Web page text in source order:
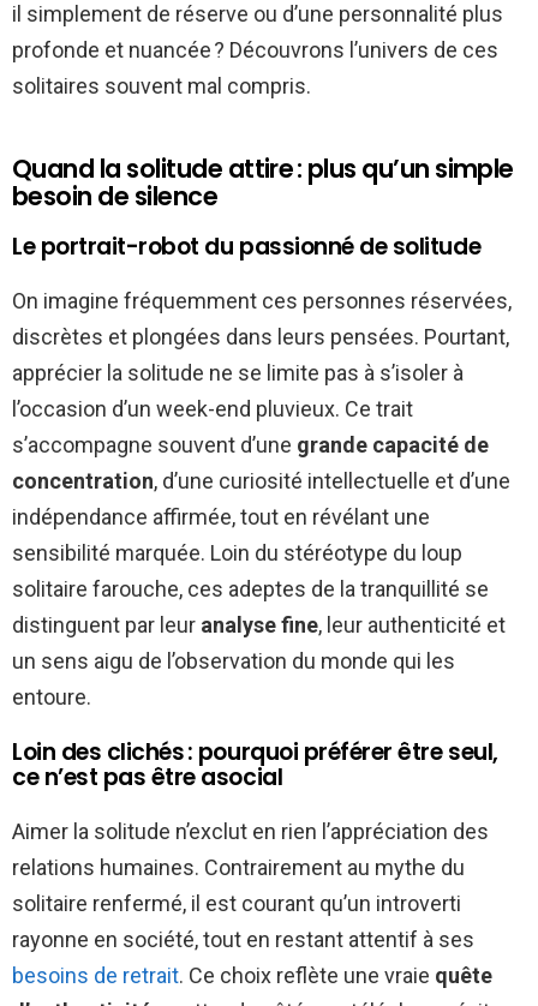
il simplement de réserve ou d’une personnalité plus
profonde et nuancée ? Découvrons l’univers de ces
solitaires souvent mal compris.
Quand la solitude attire : plus qu’un simple
besoin de silence
Le portrait-robot du passionné de solitude
On imagine fréquemment ces personnes réservées,
discrètes et plongées dans leurs pensées. Pourtant,
apprécier la solitude ne se limite pas à s’isoler à
l’occasion d’un week-end pluvieux. Ce trait
s’accompagne souvent d’une grande capacité de
concentration, d’une curiosité intellectuelle et d’une
indépendance affirmée, tout en révélant une
sensibilité marquée. Loin du stéréotype du loup
solitaire farouche, ces adeptes de la tranquillité se
distinguent par leur analyse fine, leur authenticité et
un sens aigu de l’observation du monde qui les
entoure.
Loin des clichés : pourquoi préférer être seul,
ce n’est pas être asocial
Aimer la solitude n’exclut en rien l’appréciation des
relations humaines. Contrairement au mythe du
solitaire renfermé, il est courant qu’un introverti
rayonne en société, tout en restant attentif à ses
besoins de retrait. Ce choix reflète une vraie quête